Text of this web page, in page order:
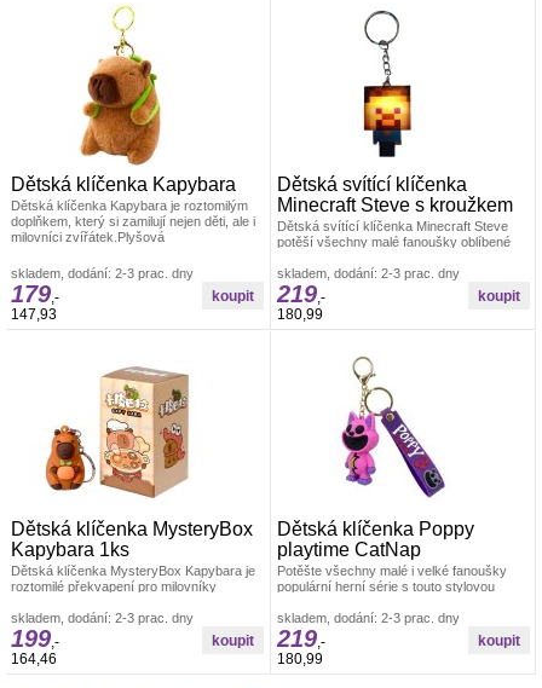
Dětská klíčenka Kapybara
Dětská klíčenka Kapybara je roztomilým
doplňkem, který si zamilují nejen děti, ale i
milovníci zvířátek.Plyšová
skladem, dodání: 2-3 prac. dny
179 ,-
147,93
Dětská svítící klíčenka
Minecraft Steve s kroužkem
Dětská svítící klíčenka Minecraft Steve
potěší všechny malé fanoušky oblíbené
skladem, dodání: 2-3 prac. dny
219,-
180,99
Dětská klíčenka MysteryBox
Kapybara 1ks
Dětská klíčenka MysteryBox Kapybara je
roztomilé překvapení pro milovníky
skladem, dodání: 2-3 prac. dny
199 ,-
164,46
Dětská klíčenka Poppy
playtime CatNap
Potěšte všechny malé i velké fanoušky
populární herní série s touto stylovou
skladem, dodání: 2-3 prac. dny
219,-
180,99